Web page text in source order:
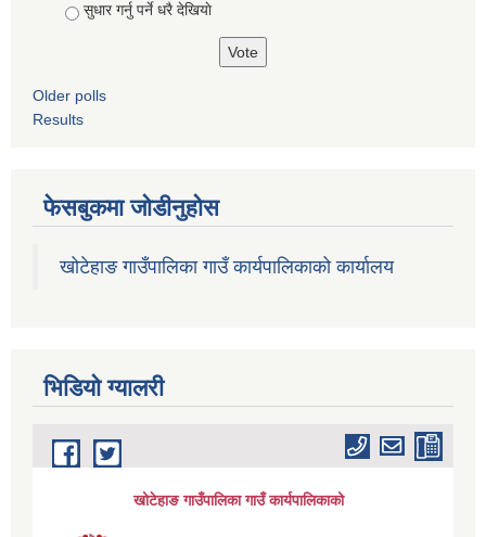
सुधार गर्नु पर्ने धरै देखियाे
Older polls
Results
फेसबुकमा जोडीनुहोस
खोटेहाङ गाउँपालिका गाउँ कार्यपालिकाको कार्यालय
भिडियाे ग्यालरी